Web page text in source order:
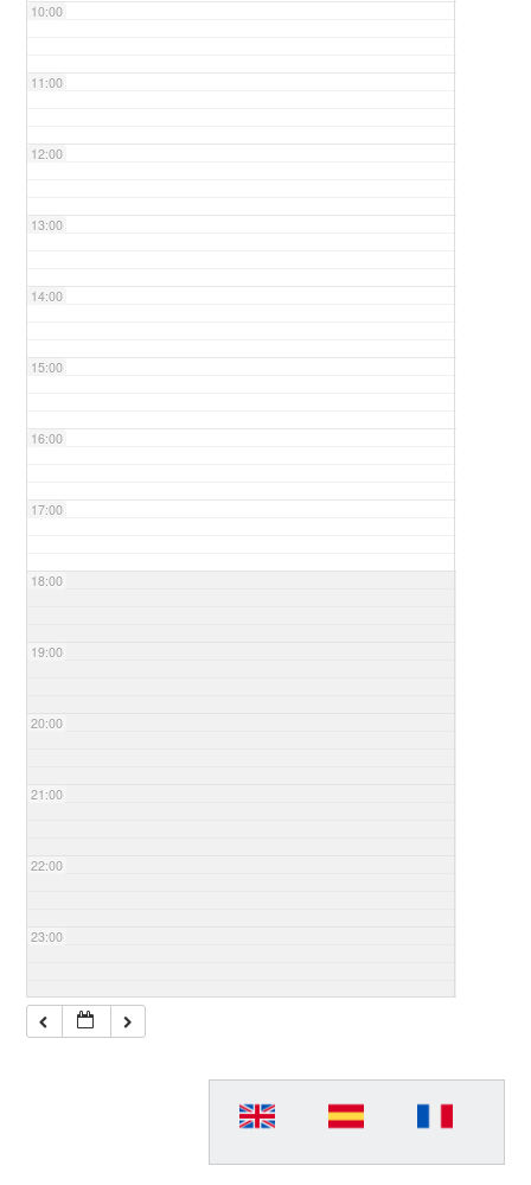
10:00
11:00
12:00
13:00
14:00
15:00
16:00
17:00
18:00
19:00
20:00
21:00
22:00
23:00